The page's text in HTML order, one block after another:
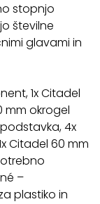
stopnjo
številne
glavami in
1x Citadel
mm okrogel
4x
Citadel 60 mm
–
plastiko in